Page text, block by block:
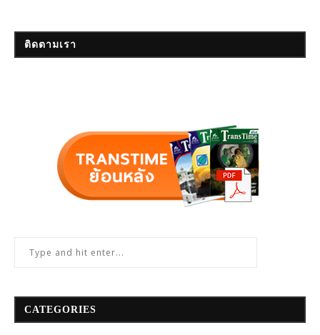
ติดตามเรา
CATEGORIES